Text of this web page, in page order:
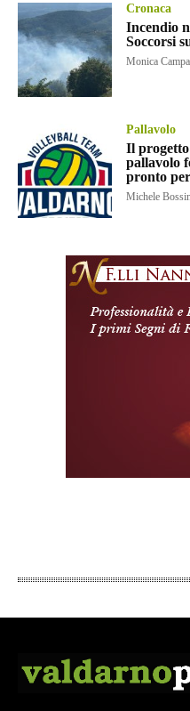
Cronaca
Incendio
Soccorsi
Monica
Pallavolo
Il
pallavolo
pronto
Michele